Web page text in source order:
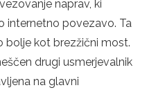
naprav, ki
internetno povezavo. Ta
kot brezžični most.
drugi usmerjevalnik
na glavni